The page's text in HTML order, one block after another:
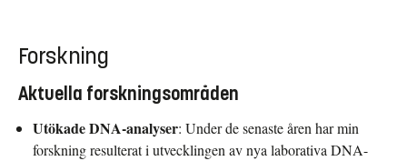
Forskning
Aktuella forskningsområden
Utökade DNA-analyser: Under de senaste åren har min
forskning resulterat i utvecklingen av nya laborativa DNA-